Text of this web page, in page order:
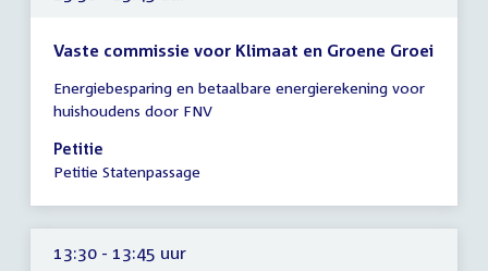
Vaste commissie voor Klimaat en Groene Groei
vergadering
13:30
-
13:45
Energiebesparing en betaalbare energierekening voor
huishoudens door FNV
Petitie
Petitie Statenpassage
13:30 - 13:45 uur